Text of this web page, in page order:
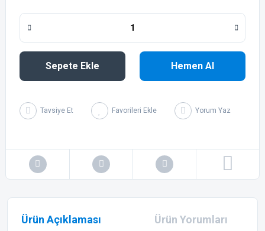
Sepete Ekle Hemen Al
Tavsiye Et Yorum Yaz
Ürün Açıklaması Ürün Yorumları